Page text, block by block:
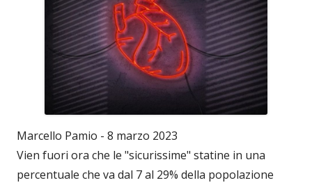
Marcello Pamio - 8 marzo 2023
Vien fuori ora che le "sicurissime" statine in una
percentuale che va dal 7 al 29% della popolazione